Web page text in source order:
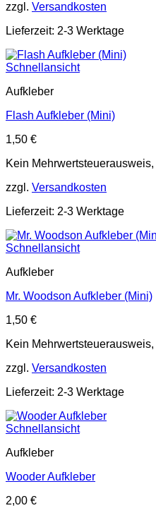
zzgl. Versandkosten
Lieferzeit: 2-3 Werktage
Schnellansicht
Aufkleber
Flash Aufkleber (Mini)
1,50 €
Kein
zzgl. Versandkosten
Lieferzeit: 2-3 Werktage
Schnellansicht
Aufkleber
Mr. Woodson Aufkleber (Mini)
1,50 €
Kein
zzgl. Versandkosten
Lieferzeit: 2-3 Werktage
Schnellansicht
Aufkleber
Wooder Aufkleber
2,00 €